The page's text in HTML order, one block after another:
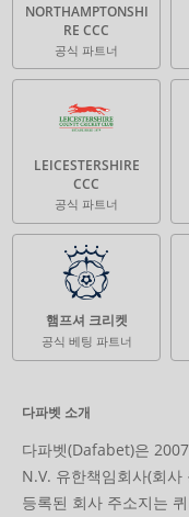
NORTHAMPTONSHI
RE CCC
공식 파트너
LEICESTERSHIRE
CCC
공식 파트너
햄프셔 크리켓
공식 베팅 파트너
다파벳 소개
다파벳(Dafabet)은
N.V. 유한책임회사(회
등록된 회사 주소지는